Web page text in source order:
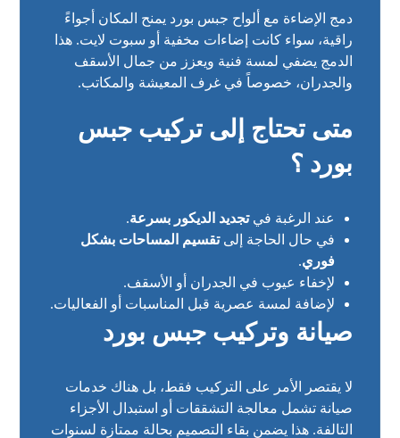
دمج الإضاءة مع ألواح جبس بورد يمنح المكان أجواءً
راقية، سواء كانت إضاءات مخفية أو سبوت لايت. هذا
الدمج يضفي لمسة فنية ويعزز من جمال الأسقف
والجدران، خصوصاً في غرف المعيشة والمكاتب.
متى تحتاج إلى تركيب جبس
بورد ؟
عند الرغبة فيتجديد الديكور بسرعة.
في حال الحاجة إلىتقسيم المساحات بشكل
فوري.
لإخفاء عيوب في الجدران أو الأسقف.
لإضافة لمسة عصرية قبل المناسبات أو الفعاليات.
صيانة وتركيب جبس بورد
لا يقتصر الأمر على التركيب فقط، بل هناك خدمات
صيانة تشمل معالجة التشققات أو استبدال الأجزاء
التالفة. هذا يضمن بقاء التصميم بحالة ممتازة لسنوات